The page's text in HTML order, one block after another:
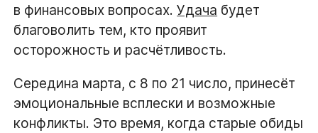
в финансовых вопросах.Удача будет
благоволить тем, кто проявит
осторожность и расчётливость.
Середина марта, с 8 по 21 число, принесёт
эмоциональные всплески и возможные
конфликты. Это время, когда старые обиды